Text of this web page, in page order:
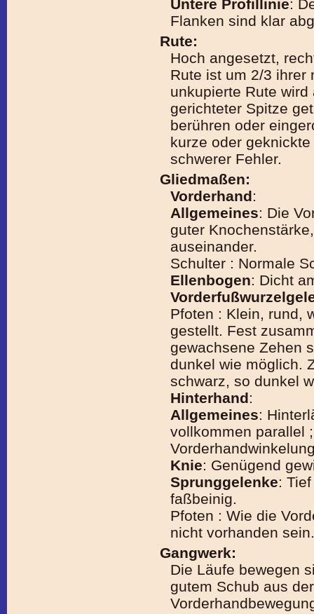
Untere Profillinie:
Flanken sind klar
Rute:
Hoch angesetzt,
Rute ist um 2/3 ihrer
unkupierte Rute
gerichteter Spitze
berühren oder
kurze oder
schwerer Fehler.
Gliedmaßen:
Vorderhand:
Allgemeines: Die
guter
auseinander.
Schulter : Normale
Ellenbogen: Dicht
Pfoten : Klein, rund,
gestellt. Fest
gewachsene Zehen
dunkel wie möglich.
schwarz, so dunkel
Hinterhand:
Allgemeines:
vollkommen parallel
Knie: Genügend
Sprunggelenke:
faßbeinig.
Pfoten : Wie die
nicht vorhanden sein.
Gangwerk:
Die Läufe bewegen
gutem Schub aus